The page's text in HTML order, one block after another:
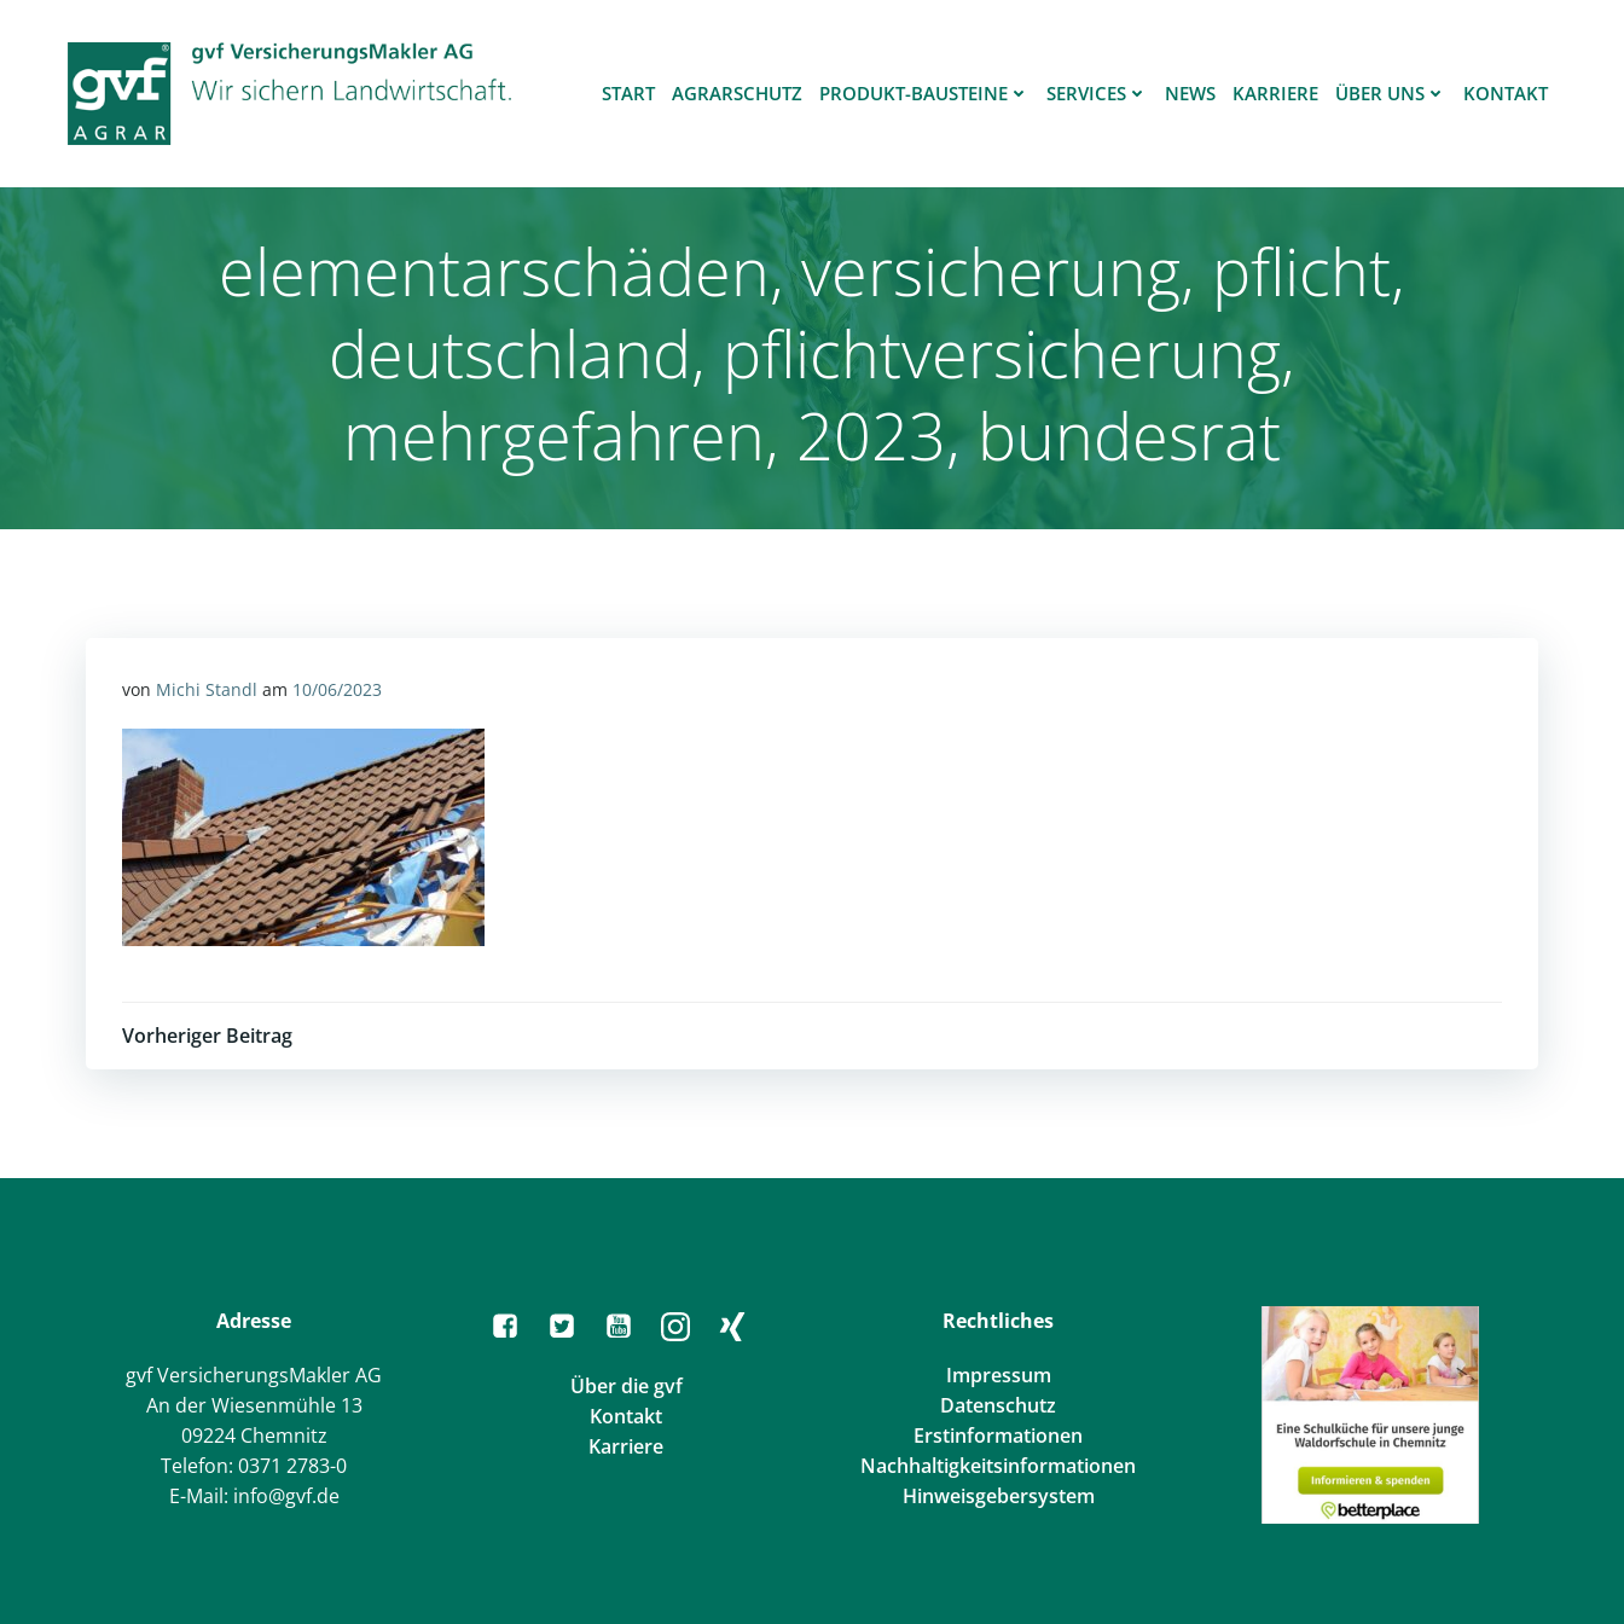
springen
START AGRARSCHUTZ PRODUKT-BAUSTEINE SERVICES NEWS KARRIERE ÜBER UNS KONTAKT
elementarschäden, versicherung, pflicht,
deutschland, pflichtversicherung,
mehrgefahren, 2023, bundesrat
von Michi Standl am 10/06/2023
Post
Vorheriger Beitrag
Adresse
gvf VersicherungsMakler AG
An der Wiesenmühle 13
09224 Chemnitz
Telefon: 0371 2783-0
E-Mail: info@gvf.de
Über die gvf
Kontakt
Karriere
Rechtliches
Impressum
Datenschutz
Erstinformationen
Nachhaltigkeitsinformationen
Hinweisgebersystem